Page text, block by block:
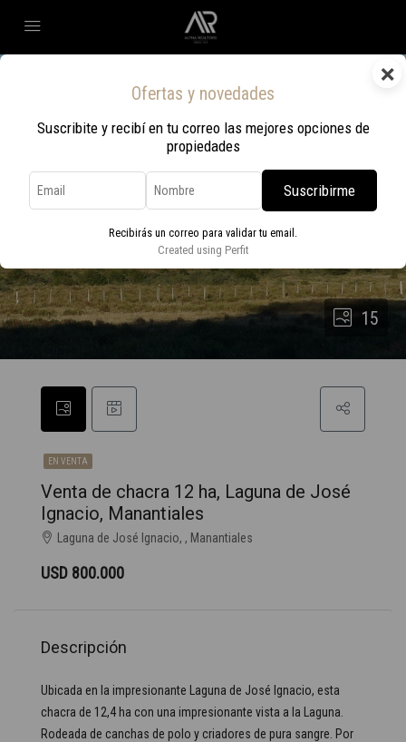
×
Ofertas y novedades
Suscribite y recibí en tu correo las mejores opciones de
propiedades
Suscribirme
Recibirás un correo para validar tu email.
Created using Perfit
15
EN VENTA
Venta de chacra 12 ha, Laguna de José
Ignacio, Manantiales
Laguna de José Ignacio, , Manantiales
USD 800.000
Descripción
Ubicada en la impresionante Laguna de José Ignacio, esta
chacra de 12,4 ha con una impresionante vista a la Laguna.
Rodeada de canchas de polo y criadores de pura sangre. Por